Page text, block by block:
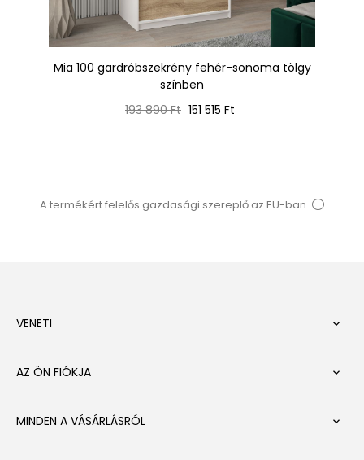
Mia 100 gardróbszekrény fehér-sonoma tölgy
színben
Normál
193 890 Ft Ár
151 515 Ft
A termékért felelős gazdasági szereplő az EU-ban
VENETI 
AZ ÖN FIÓKJA 
MINDEN A VÁSÁRLÁSRÓL 